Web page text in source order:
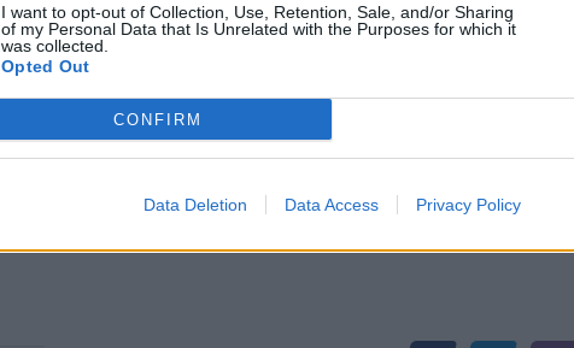
I want to opt-out of Collection, Use, Retention, Sale, and/or Sharing
of my Personal Data that Is Unrelated with the Purposes for which it
was collected.
Opted Out
CONFIRM
Data Deletion Data Access Privacy Policy